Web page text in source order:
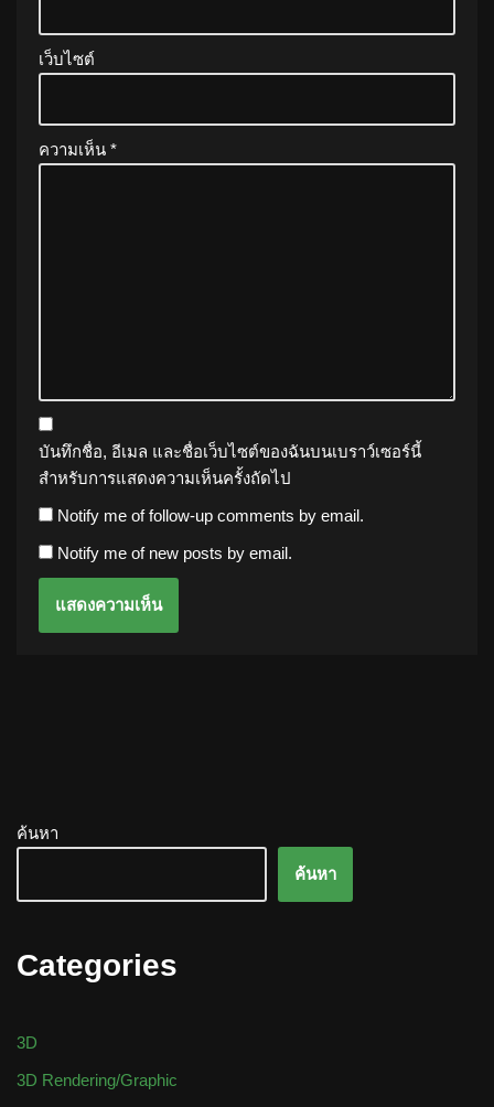
เว็บไซต์
ความเห็น *
บันทึกชื่อ, อีเมล และชื่อเว็บไซต์ของฉันบนเบราว์เซอร์นี้
สำหรับการแสดงความเห็นครั้งถัดไป
Notify me of follow-up comments by email.
Notify me of new posts by email.
ค้นหา
ค้นหา
Categories
3D
3D Rendering/Graphic